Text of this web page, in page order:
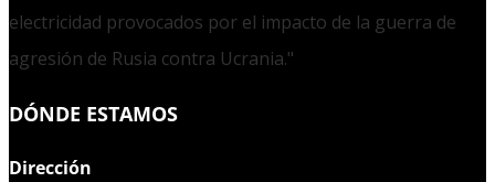
electricidad provocados por el impacto de la guerra de
agresión de Rusia contra Ucrania."
DÓNDE ESTAMOS
Dirección